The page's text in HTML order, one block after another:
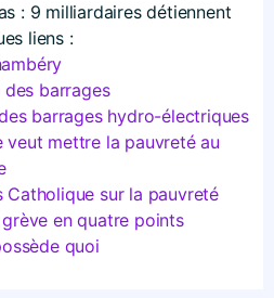
: 9 milliardaires détiennent
liens :
barrages
barrages hydro-électriques
veut mettre la pauvreté au
sur la pauvreté
en quatre points
quoi